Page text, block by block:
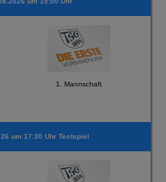
1. Mannschaft
um 17:30 Uhr Testspiel